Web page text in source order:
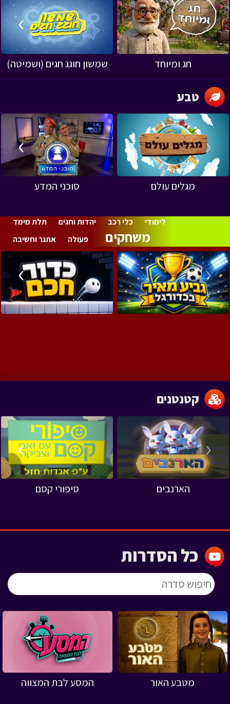
חג ומיוחד שמשון חוגג חגים (ושמיטה)
‹
›
מגלים עולם סוכני המדע
‹
›
תלת מימד יהדות וחגים כלי רכב
לימודי
אתגר וחשיבה
פעולה משחקים
‹
›
הארנבים סיפורי קסם
‹
›
מטבע האור המסע לבת המצווה